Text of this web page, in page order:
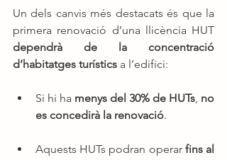
Un dels canvis més destacats és que la
dependrà de la concentració
d’habitatges turístics a l’edifici:
Si hi ha menys del 30% de HUTs, no
es concedirà la renovació.
Aquests HUTs podran operar fins al